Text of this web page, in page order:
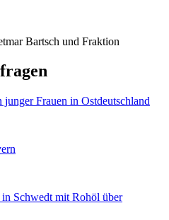
Bartsch und Fraktion
Frauen in Ostdeutschland
Schwedt mit Rohöl über